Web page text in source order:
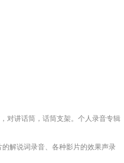
对讲话筒，话筒支架。个人录音专辑
解说词录音、各种影片的效果声录